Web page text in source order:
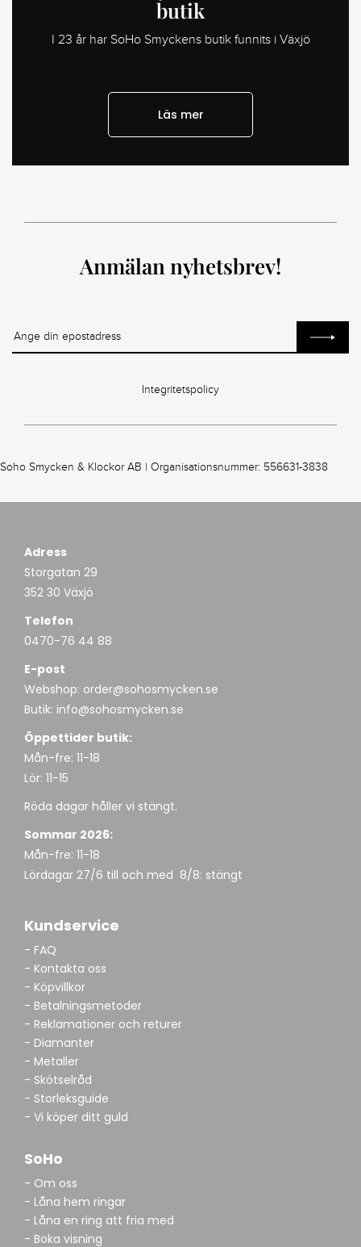
butik
I 23 år har SoHo Smyckens butik funnits i Växjö
Läs mer
Anmälan nyhetsbrev!
Integritetspolicy
Soho Smycken & Klockor AB | Organisationsnummer: 556631-3838
Adress
Storgatan 29
352 30 Växjö
Telefon
0470-76 44 88
E-post
Webshop: order@sohosmycken.se
Butik: info@sohosmycken.se
Öppettider butik:
Mån-fre: 11-18
Lör: 11-15
Röda dagar håller vi stängt.
Sommar 2026:
Mån-fre: 11-18
Lördagar 27/6 till och med 8/8: stängt
Kundservice
- FAQ
- Kontakta oss
- Köpvillkor
- Betalningsmetoder
- Reklamationer och returer
- Diamanter
- Metaller
- Skötselråd
- Storleksguide
- Vi köper ditt guld
SoHo
- Om oss
- Låna hem ringar
- Låna en ring att fria med
- Boka visning